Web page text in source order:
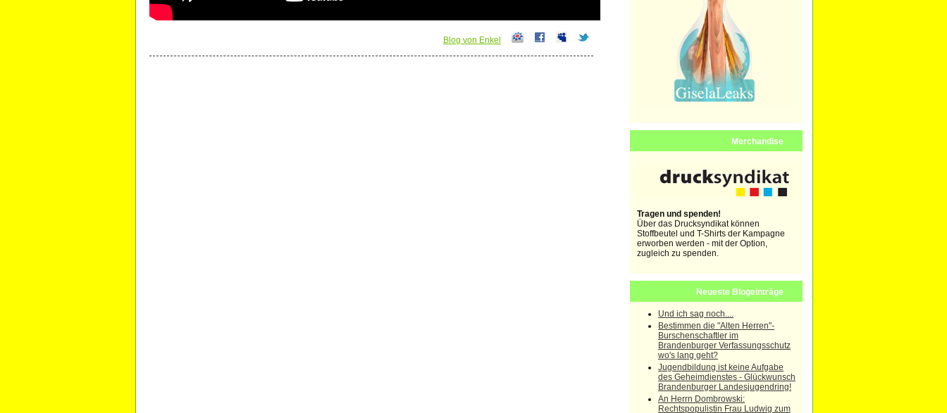
Blog von Enkel
Merchandise
Tragen und spenden!
Über das Drucksyndikat können
Stoffbeutel und T-Shirts der Kampagne
erworben werden - mit der Option,
zugleich zu spenden.
Neueste Blogeinträge
Und ich sag noch....
Bestimmen die "Alten Herren"-
Burschenschaftler im
Brandenburger Verfassungsschutz
wo's lang geht?
Jugendbildung ist keine Aufgabe
des Geheimdienstes - Glückwunsch
Brandenburger Landesjugendring!
An Herrn Dombrowski:
Rechtspopulistin Frau Ludwig zum